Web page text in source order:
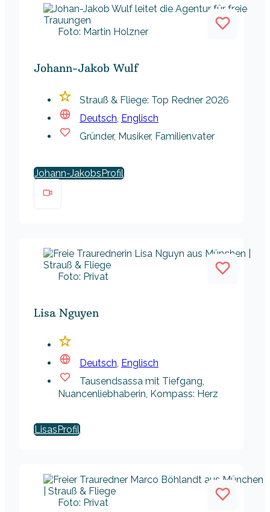
Foto: Martin Holzner
Johann-Jakob Wulf
Strauß & Fliege: Top Redner 2026
Deutsch, Englisch
Gründer, Musiker, Familienvater
Johann-Jakobs
Foto: Privat
Lisa Nguyen
Deutsch, Englisch
Tausendsassa mit Tiefgang,
Nuancenliebhaberin, Kompass: Herz
Lisas
Foto: Privat